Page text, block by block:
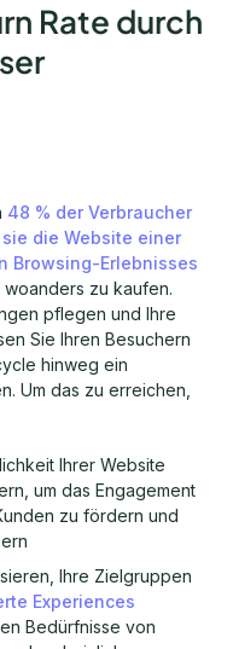
Rate durch
48 % der Verbraucher
die Website einer
Browsing-Erlebnisses
woanders zu kaufen.
pflegen und Ihre
Sie Ihren Besuchern
hinweg ein
Um das zu erreichen,
Ihrer Website
um das Engagement
zu fördern und
Ihre Zielgruppen
Experiences
Bedürfnisse von